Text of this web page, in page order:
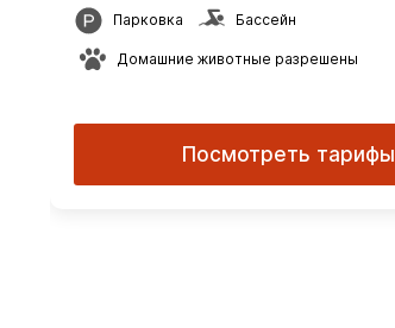
Парковка Бассейн
Домашние животные разрешены
Посмотреть тарифы